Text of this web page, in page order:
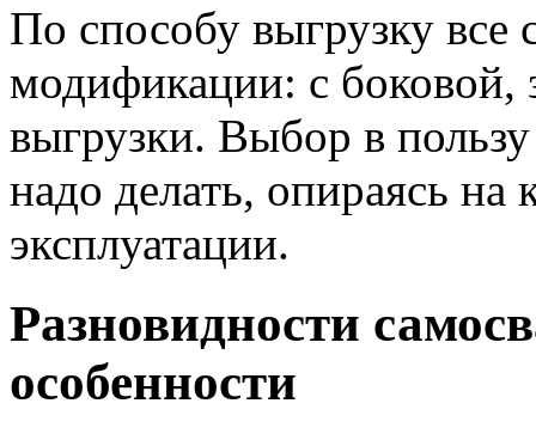
По способу выгрузку все
модификации: с боковой,
выгрузки. Выбор в
надо делать, опираясь на
эксплуатации.
Разновидности
особенности